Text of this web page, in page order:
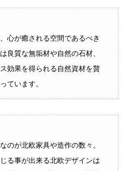
心が癒される空間であるべき
良質な無垢材や自然の石材、
効果を得られる自然資材を贅
ています。
のが北欧家具や造作の数々。
る事が出来る北欧デザインは